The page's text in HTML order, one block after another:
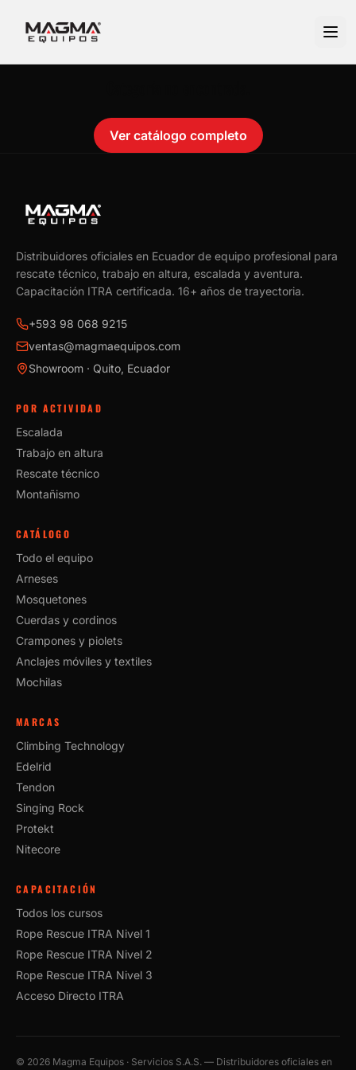
Ver catálogo completo
Distribuidores oficiales en Ecuador de equipo profesional para
rescate técnico, trabajo en altura, escalada y aventura.
Capacitación ITRA certificada. 16+ años de trayectoria.
+593 98 068 9215
ventas@magmaequipos.com
Showroom · Quito, Ecuador
POR ACTIVIDAD
Escalada
Trabajo en altura
Rescate técnico
Montañismo
CATÁLOGO
Todo el equipo
Arneses
Mosquetones
Cuerdas y cordinos
Crampones y piolets
Anclajes móviles y textiles
Mochilas
MARCAS
Climbing Technology
Edelrid
Tendon
Singing Rock
Protekt
Nitecore
CAPACITACIÓN
Todos los cursos
Rope Rescue ITRA Nivel 1
Rope Rescue ITRA Nivel 2
Rope Rescue ITRA Nivel 3
Acceso Directo ITRA
© 2026 Magma Equipos · Servicios S.A.S. — Distribuidores oficiales en